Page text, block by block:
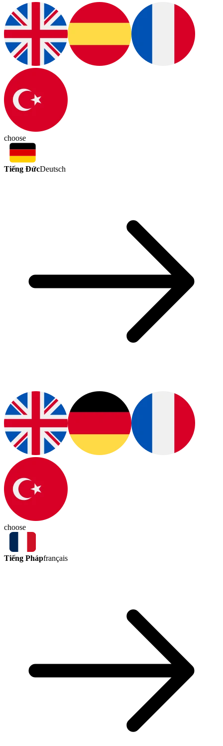
choose
Tiếng ĐứcDeutsch
choose
Tiếng Phápfrançais